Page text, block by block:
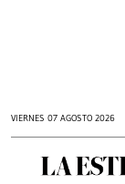
VIERNES 07 AGOSTO 2026